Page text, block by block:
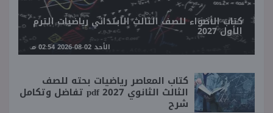
كتاب الأضواء للصف الثالث الابتدائي رياضيات الترم
الأول 2027
الأحد 02-08-2026 02:54 مـ
كتاب المعاصر رياضيات بحته للصف
الثالث الثانوي 2027 pdf تفاضل وتكامل
شرح